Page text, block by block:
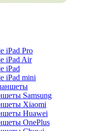
iPad Pro
iPad Air
iPad
iPad mini
Samsung
Xiaomi
Huawei
OnePlus